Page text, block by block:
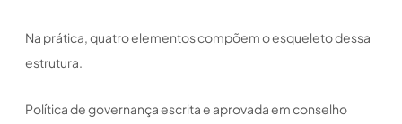
Na prática, quatro elementos compõem o esqueleto dessa
estrutura.
Política de governança escrita e aprovada em conselho